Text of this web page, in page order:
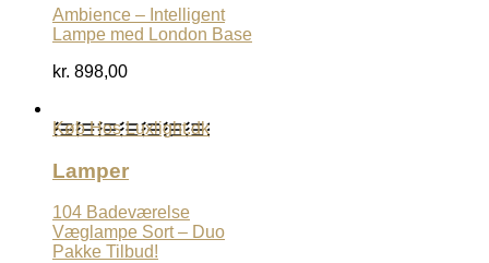
Ambience – Intelligent
Lampe med London Base
kr. 898,00
Køb Hos Luxlight.dk
Lamper
104 Badeværelse
Væglampe Sort – Duo
Pakke Tilbud!